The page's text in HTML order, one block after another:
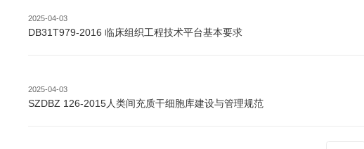
2025-04-03
DB31T979-2016 临床组织工程技术平台基本要求
2025-04-03
SZDBZ 126-2015人类间充质干细胞库建设与管理规范